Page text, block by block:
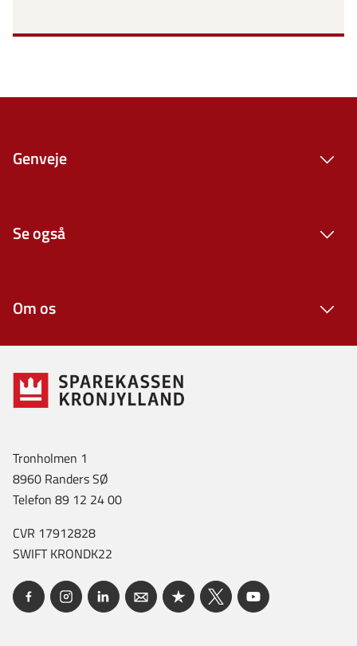
Genveje
Se også
Om os
Tronholmen 1
8960 Randers SØ
Telefon 89 12 24 00
CVR 17912828
SWIFT KRONDK22